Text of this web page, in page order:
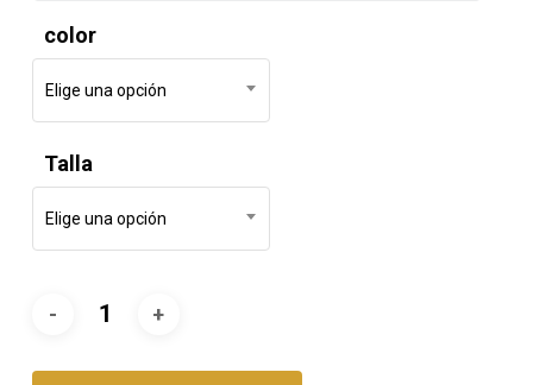
color
Elige una opción
Talla
Elige una opción